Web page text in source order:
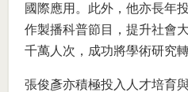
國際應用。此外，他亦長年
作製播科普節目，提升社會
千萬人次，成功將學術研究
張俊彥亦積極投入人才培育